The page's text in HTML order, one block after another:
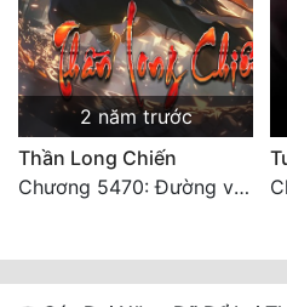
2 năm trước
Thần Long Chiến
Chương 5470: Đường về nhà! 【 Đại kết cục 】